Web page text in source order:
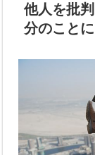
他人を批
分のこと